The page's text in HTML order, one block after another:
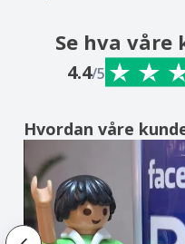
Se hva
4.4/5
Hvordan våre